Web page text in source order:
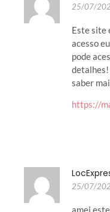
25/07/
Este site
acesso
pode
detalhes!
saber
https://
25/07/
amei